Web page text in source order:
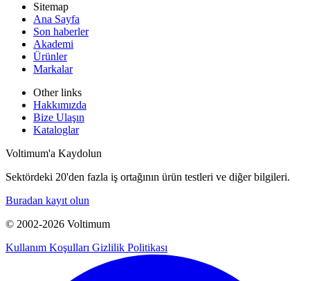
Sitemap
Ana Sayfa
Son haberler
Akademi
Ürünler
Markalar
Other links
Hakkımızda
Bize Ulaşın
Kataloglar
Voltimum'a Kaydolun
Sektördeki 20'den fazla iş ortağının ürün testleri ve diğer bilgileri.
Buradan kayıt olun
© 2002-2026 Voltimum
Kullanım Koşulları Gizlilik Politikası